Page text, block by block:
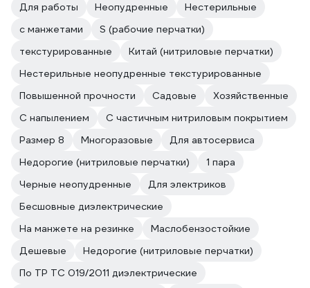
Для работы
Неопудренные
Нестерильные
с манжетами
S (рабочие перчатки)
текстурированные
Китай (нитриловые перчатки)
Нестерильные неопудренные текстурированные
Повышенной прочности
Садовые
Хозяйственные
С напылением
С частичным нитриловым покрытием
Размер 8
Многоразовые
Для автосервиса
Недорогие (нитриловые перчатки)
1 пара
Черные неопудренные
Для электриков
Бесшовные диэлектрические
На манжете на резинке
Маслобензостойкие
Дешевые
Недорогие (нитриловые перчатки)
По ТР ТС 019/2011 диэлектрические